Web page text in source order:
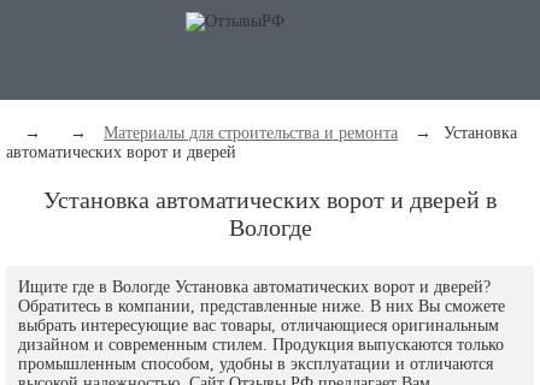
→ → Материалы для строительства и ремонта →
Установка
автоматических ворот и дверей
Установка автоматических ворот и дверей в
Вологде
Ищите где в Вологде Установка автоматических ворот и дверей?
Обратитесь в компании, представленные ниже. В них Вы сможете
выбрать интересующие вас товары, отличающиеся оригинальным
дизайном и современным стилем. Продукция выпускаются только
промышленным способом, удобны в эксплуатации и отличаются